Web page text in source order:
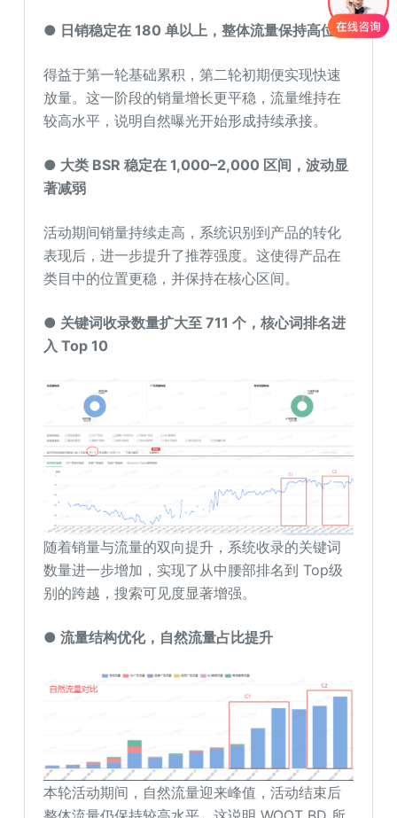
● 日销稳定在 180 单以上，整体流量保持高位
得益于第一轮基础累积，第二轮初期便实现快速
放量。这一阶段的销量增长更平稳，流量维持在
较高水平，说明自然曝光开始形成持续承接。
● 大类 BSR 稳定在 1,000–2,000 区间，波动显
著减弱
活动期间销量持续走高，系统识别到产品的转化
表现后，进一步提升了推荐强度。这使得产品在
类目中的位置更稳，并保持在核心区间。
● 关键词收录数量扩大至 711 个，核心词排名进
入 Top 10
随着销量与流量的双向提升，系统收录的关键词
数量进一步增加，实现了从中腰部排名到 Top级
别的跨越，搜索可见度显著增强。
● 流量结构优化，自然流量占比提升
本轮活动期间，自然流量迎来峰值，活动结束后